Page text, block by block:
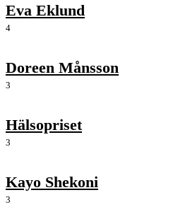
Eva Eklund
4
Doreen Månsson
3
Hälsopriset
3
Kayo Shekoni
3